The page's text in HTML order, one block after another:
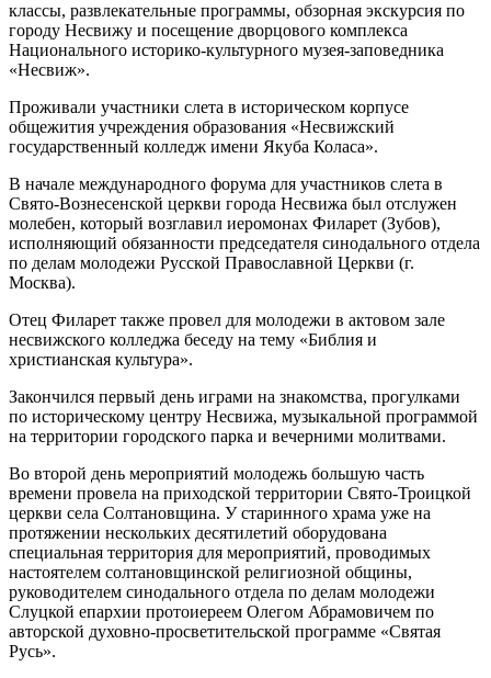
классы, развлекательные программы, обзорная экскурсия по
городу Несвижу и посещение дворцового комплекса
Национального историко-культурного музея-заповедника
«Несвиж».
Проживали участники слета в историческом корпусе
общежития учреждения образования «Несвижский
государственный колледж имени Якуба Коласа».
В начале международного форума для участников слета в
Свято-Вознесенской церкви города Несвижа был отслужен
молебен, который возглавил иеромонах Филарет (Зубов),
исполняющий обязанности председателя синодального отдела
по делам молодежи Русской Православной Церкви (г.
Москва).
Отец Филарет также провел для молодежи в актовом зале
несвижского колледжа беседу на тему «Библия и
христианская культура».
Закончился первый день играми на знакомства, прогулками
по историческому центру Несвижа, музыкальной программой
на территории городского парка и вечерними молитвами.
Во второй день мероприятий молодежь большую часть
времени провела на приходской территории Свято-Троицкой
церкви села Солтановщина. У старинного храма уже на
протяжении нескольких десятилетий оборудована
специальная территория для мероприятий, проводимых
настоятелем солтановщинской религиозной общины,
руководителем синодального отдела по делам молодежи
Слуцкой епархии протоиереем Олегом Абрамовичем по
авторской духовно-просветительской программе «Святая
Русь».